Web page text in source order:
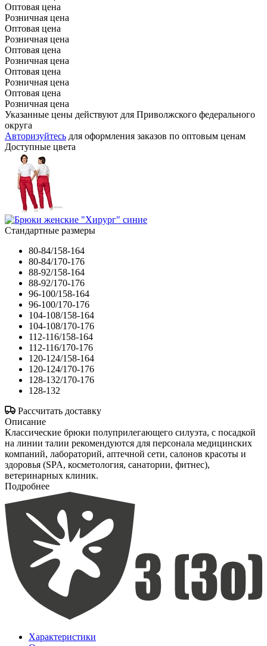
Оптовая цена
Розничная цена
Оптовая цена
Розничная цена
Оптовая цена
Розничная цена
Оптовая цена
Розничная цена
Оптовая цена
Розничная цена
Указанные цены действуют для Приволжского федерального
округа
Авторизуйтесь для оформления заказов по оптовым ценам
Доступные цвета
Стандартные размеры
80-84/158-164
80-84/170-176
88-92/158-164
88-92/170-176
96-100/158-164
96-100/170-176
104-108/158-164
104-108/170-176
112-116/158-164
112-116/170-176
120-124/158-164
120-124/170-176
128-132/170-176
128-132
Рассчитать доставку
Описание
Классические брюки полуприлегающего силуэта, с посадкой
на линии талии рекомендуются для персонала медицинских
компаний, лабораторий, аптечной сети, салонов красоты и
здоровья (SPA, косметология, санатории, фитнес),
ветеринарных клиник.
Подробнее
Характеристики